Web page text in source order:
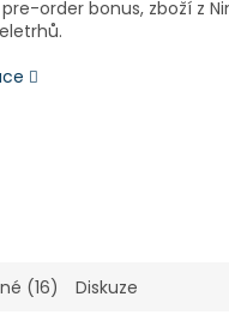
order bonus, zboží z
(16) Diskuze